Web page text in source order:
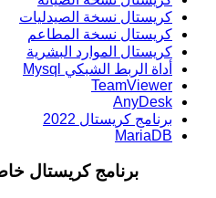
كريستال نسخة الصيدليات
كريستال نسخة المطاعم
كريستال الموارد البشرية
أداة الربط الشبكي Mysql
TeamViewer
AnyDesk
برنامج كريستال 2022
MariaDB
برنامج كريستال